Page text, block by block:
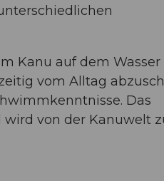
Kanu auf dem Wasser
vom Alltag
Das
wird von der Kanuwelt